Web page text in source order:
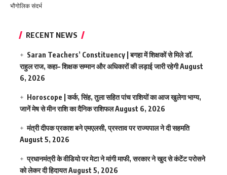
भौगोलिक संदर्भ
RECENT NEWS
Saran Teachers’ Constituency | बगहा में शिक्षकों से मिले डॉ.
राहुल राज, कहा– शिक्षक सम्मान और अधिकारों की लड़ाई जारी रहेगीAugust
6, 2026
Horoscope | कर्क, सिंह, तुला सहित पांच राशियों का आज खुलेगा भाग्य,
जानें मेष से मीन राशि का दैनिक राशिफलAugust 6, 2026
मंत्री दीपक प्रकाश बने एमएलसी, प्रस्ताव पर राज्यपाल ने दी सहमति
August 5, 2026
प्रधानमंत्री के वीडियो पर मेटा ने मांगी माफी, सरकार ने खुद से कंटेंट परोसने
को लेकर दी हिदायतAugust 5, 2026